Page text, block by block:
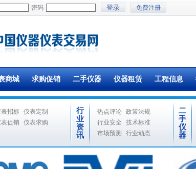
密码 免费注册
商城 求购促销 二手仪器 仪器租赁 工程信息
招标 仪表定制
促销
仪表求购
行
业
资
讯
热点评论 政策法规
行业安全
技术标准
市场预测
行业动态
二
手
仪
器